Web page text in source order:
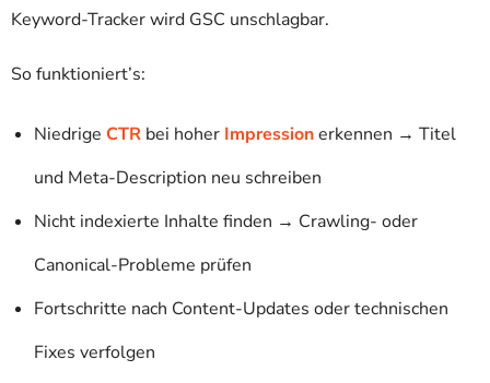
Keyword-Tracker wird GSC unschlagbar.
So funktioniert’s:
Niedrige CTRbei hoher Impressionerkennen → Titel
und Meta-Description neu schreiben
Nicht indexierte Inhalte finden → Crawling- oder
Canonical-Probleme prüfen
Fortschritte nach Content-Updates oder technischen
Fixes verfolgen